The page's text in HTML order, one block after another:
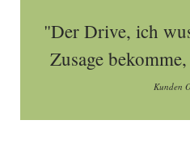
"Der Drive, ich
Zusage
Kunden